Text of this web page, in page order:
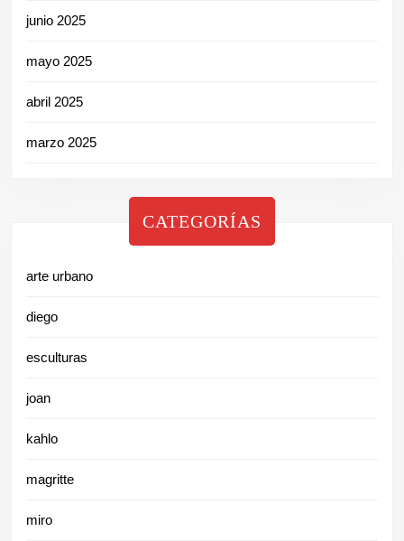
junio 2025
mayo 2025
abril 2025
marzo 2025
CATEGORÍAS
arte urbano
diego
esculturas
joan
kahlo
magritte
miro